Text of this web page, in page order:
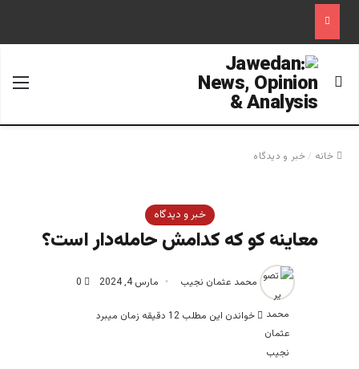
جستجو برای
خانه /خبر و دیدگاه
خبر و دیدگاه
معاینه کو که کدامش حامله‌دار است؟
محمد عثمان نجیب مارس 4, 2024 0
خواندن این مطلب 12 دقیقه زمان میبرد
عثمان نجیب نماینده میان